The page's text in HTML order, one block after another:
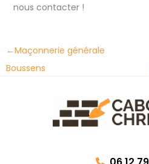
nous contacter !
←Maçonnerie générale
Boussens